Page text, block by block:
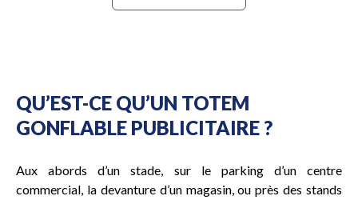
QU’EST-CE QU’UN TOTEM
GONFLABLE PUBLICITAIRE ?
Aux abords d’un stade, sur le parking d’un centre
commercial, la devanture d’un magasin, ou près des stands